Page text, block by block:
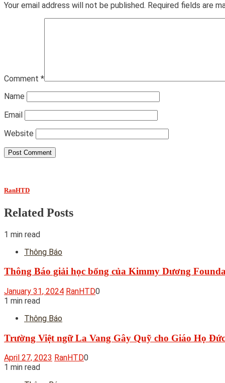
Your email address will not be published. Required fields are
Comment *
Name
Email
Website
RanHTD
Related Posts
1 min read
Thông Báo
Thông Báo giải học bổng của Kimmy Dương
January 31, 2024 RanHTD0
1 min read
Thông Báo
Trường Việt ngữ La Vang Gây Quỹ cho Giáo Họ
April 27, 2023 RanHTD0
1 min read